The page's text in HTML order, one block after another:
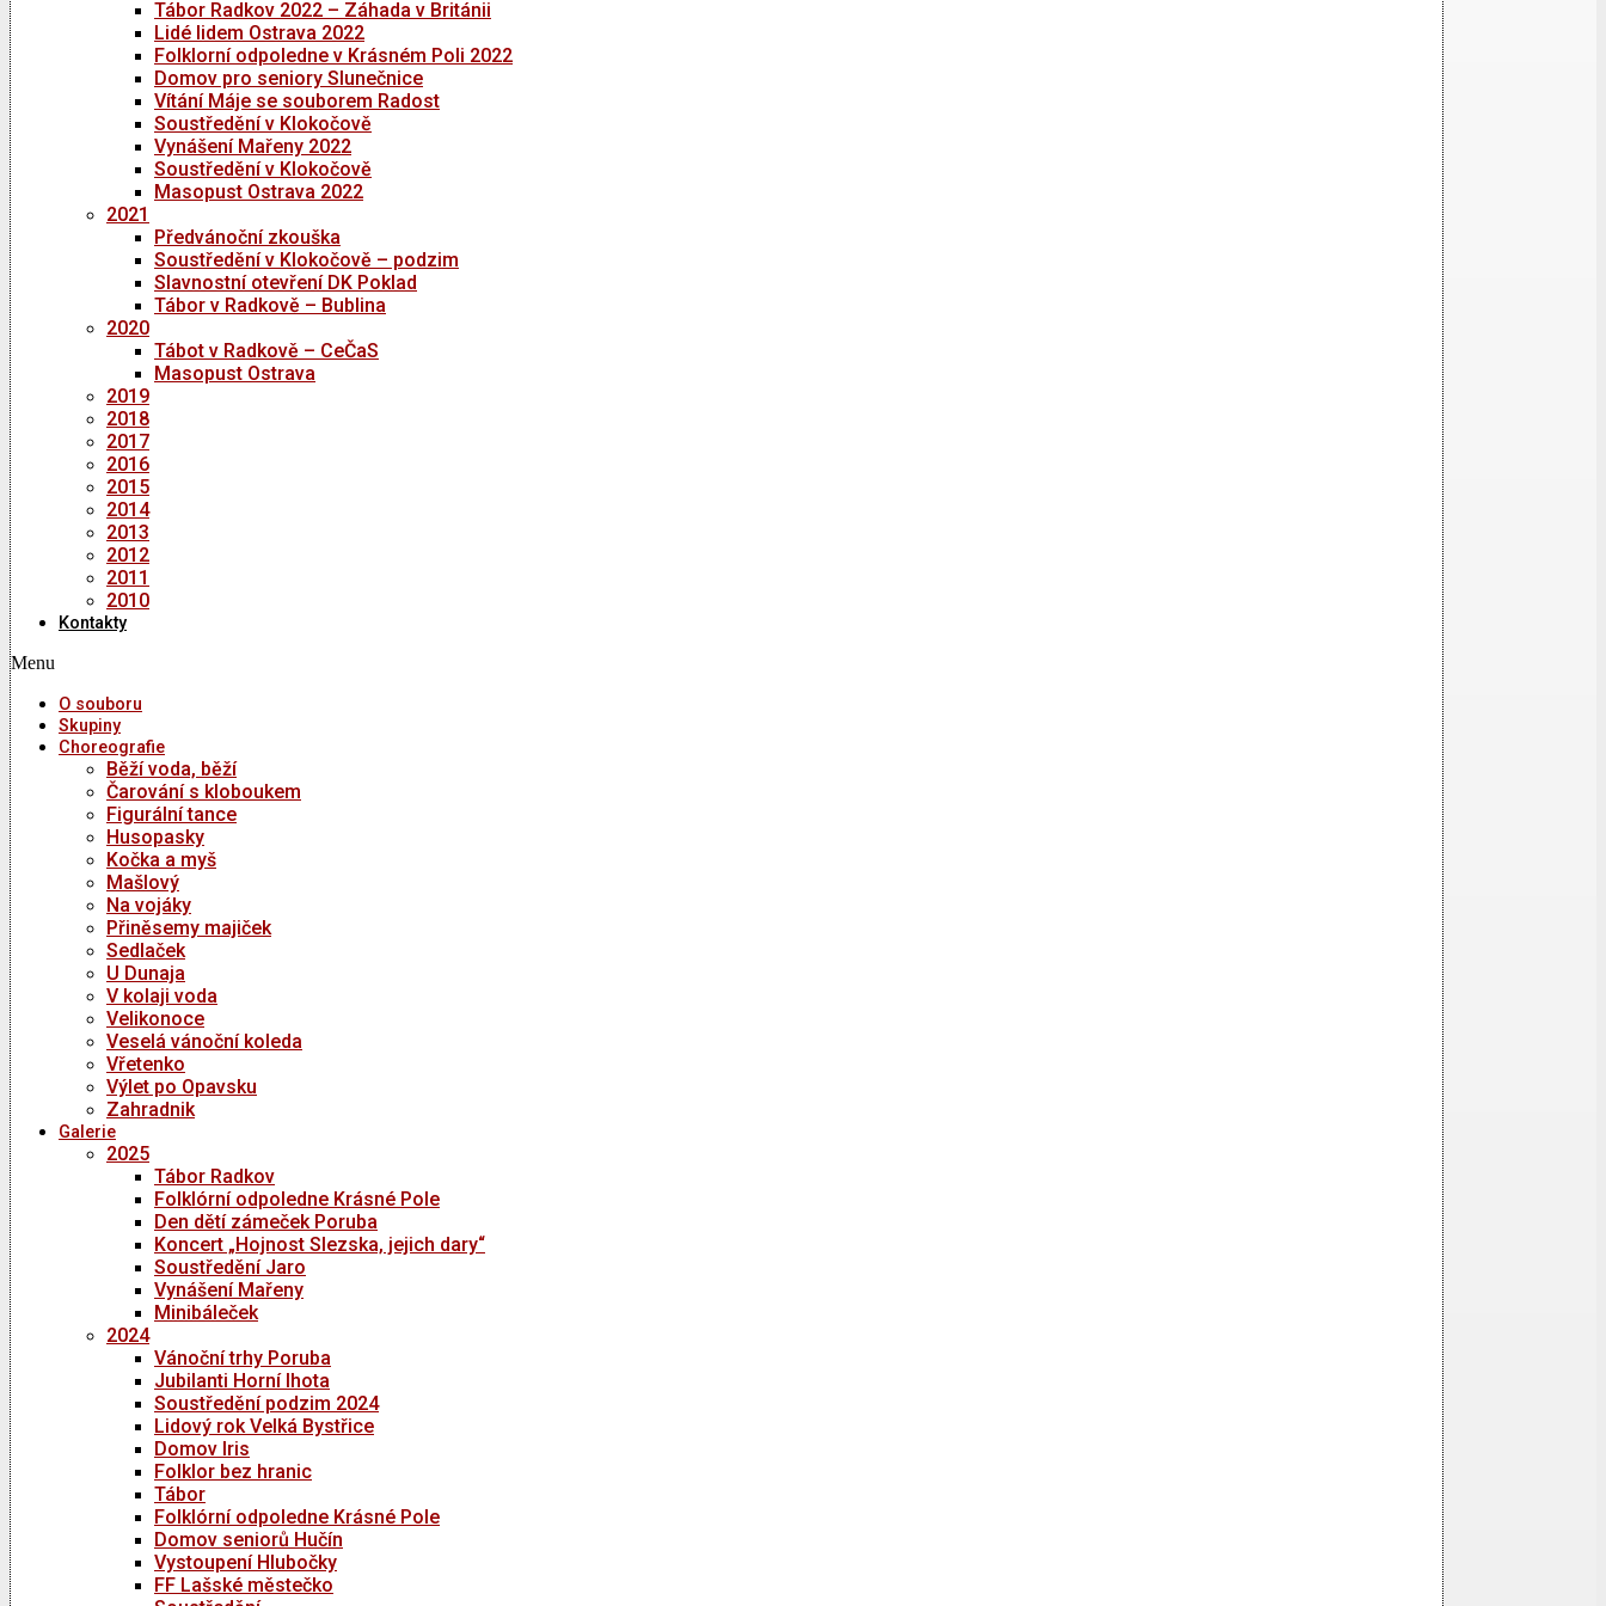
Tábor Radkov 2022 – Záhada v Británii
Lidé lidem Ostrava 2022
Folklorní odpoledne v Krásném Poli 2022
Domov pro seniory Slunečnice
Vítání Máje se souborem Radost
Soustředění v Klokočově
Vynášení Mařeny 2022
Soustředění v Klokočově
Masopust Ostrava 2022
2021
Předvánoční zkouška
Soustředění v Klokočově – podzim
Slavnostní otevření DK Poklad
Tábor v Radkově – Bublina
2020
Tábot v Radkově – CeČaS
Masopust Ostrava
2019
2018
2017
2016
2015
2014
2013
2012
2011
2010
Kontakty
Menu
O souboru
Skupiny
Choreografie
Běží voda, běží
Čarování s kloboukem
Figurální tance
Husopasky
Kočka a myš
Mašlový
Na vojáky
Přiněsemy majiček
Sedlaček
U Dunaja
V kolaji voda
Velikonoce
Veselá vánoční koleda
Vřetenko
Výlet po Opavsku
Zahradnik
Galerie
2025
Tábor Radkov
Folklórní odpoledne Krásné Pole
Den dětí zámeček Poruba
Koncert „Hojnost Slezska, jejich dary“
Soustředění Jaro
Vynášení Mařeny
Minibáleček
2024
Vánoční trhy Poruba
Jubilanti Horní lhota
Soustředění podzim 2024
Lidový rok Velká Bystřice
Domov Iris
Folklor bez hranic
Tábor
Folklórní odpoledne Krásné Pole
Domov seniorů Hučín
Vystoupení Hlubočky
FF Lašské městečko